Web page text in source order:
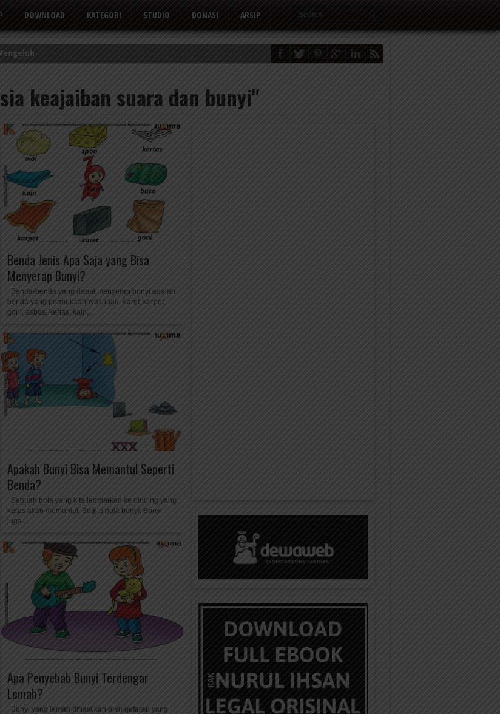
DOWNLOAD KATEGORI STUDIO DONASI ARSIP
keajaiban suara dan bunyi"
Benda Jenis Apa Saja yang Bisa
Menyerap Bunyi?
Benda-benda yang dapat menyerap bunyi adalah
benda yang permukaannya lunak. Karet, karpet,
goni, asbes, kertas, kain,...
Apakah Bunyi Bisa Memantul Seperti
Benda?
Sebuah bola yang kita lemparkan ke dinding yang
keras akan memantul. Begitu pula bunyi. Bunyi
juga...
Apa Penyebab Bunyi Terdengar
Lemah?
Bunyi yang lemah dihasilkan oleh getaran yang